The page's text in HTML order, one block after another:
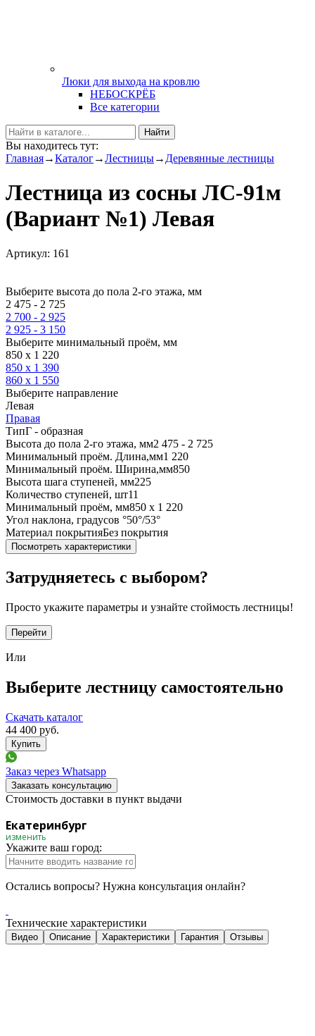
Люки для выхода на кровлю
НЕБОСКРЁБ
Все категории
Найти
Вы находитесь тут:
Главная→Каталог→Лестницы→ Деревянные лестницы
Лестница из сосны ЛС-91м
(Вариант №1) Левая
Артикул: 161
Выберите высота до пола 2-го этажа, мм
2 475 - 2 725
2 700 - 2 925
2 925 - 3 150
Выберите минимальный проём, мм
850 х 1 220
850 х 1 390
860 х 1 550
Выберите направление
Левая
Правая
ТипГ - образная
Высота до пола 2-го этажа, мм2 475 - 2 725
Минимальный проём. Длина,мм1 220
Минимальный проём. Ширина,мм850
Высота шага ступеней, мм225
Количество ступеней, шт11
Минимальный проём, мм850 х 1 220
Угол наклона, градусов °50°/53°
Материал покрытияБез покрытия
Посмотреть характеристики
Затрудняетесь с выбором?
Просто укажите параметры и узнайте стоймость лестницы!
Перейти
Или
Выберите лестницу самостоятельно
Скачать каталог
44 400 руб.
Заказ через Whatsapp
Заказать консультацию
Стоимость доставки в пункт выдачи
Екатеринбург
изменить
Укажите ваш город:
Остались вопросы? Нужна консультация онлайн?
Технические характеристики
Видео Описание Характеристики Гарантия Отзывы